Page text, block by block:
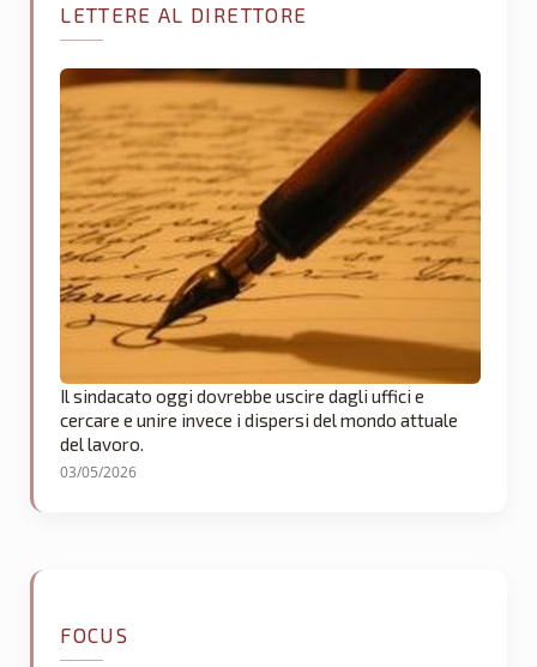
LETTERE AL DIRETTORE
Il sindacato oggi dovrebbe uscire dagli uffici e
cercare e unire invece i dispersi del mondo attuale
del lavoro.
03/05/2026
FOCUS